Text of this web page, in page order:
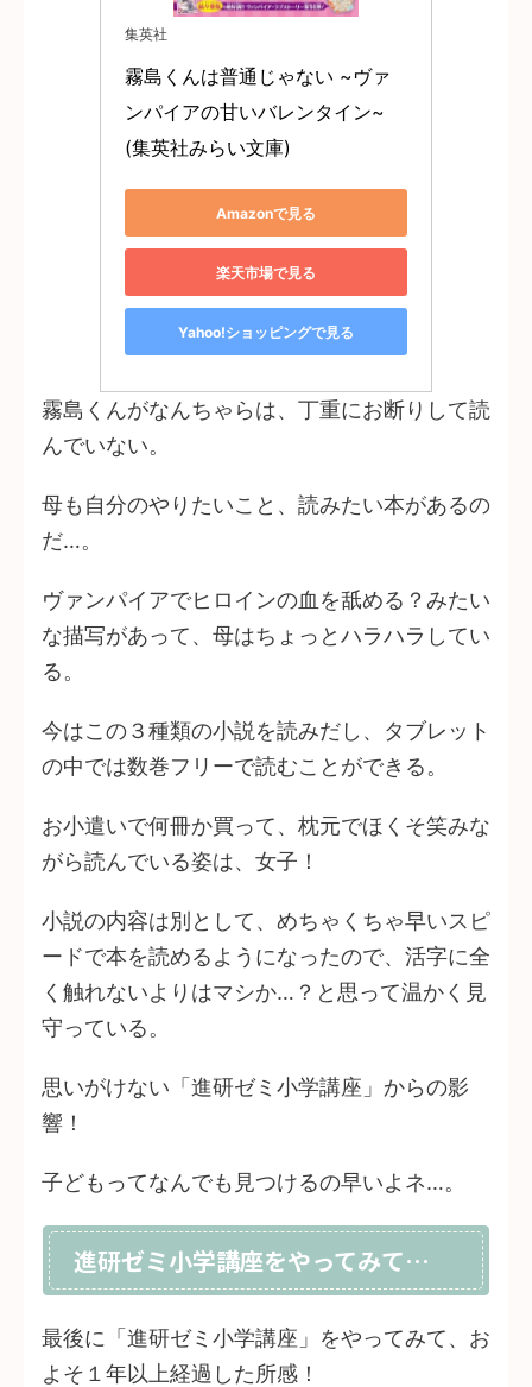
集英社
霧島くんは普通じゃない ~ヴァ
ンパイアの甘いバレンタイン~
(集英社みらい文庫)
Amazonで見る
楽天市場で見る
Yahoo!ショッピングで見る
霧島くんがなんちゃらは、丁重にお断りして読
んでいない。
母も自分のやりたいこと、読みたい本があるの
だ…。
ヴァンパイアでヒロインの血を舐める？みたい
な描写があって、母はちょっとハラハラしてい
る。
今はこの３種類の小説を読みだし、タブレット
の中では数巻フリーで読むことができる。
お小遣いで何冊か買って、枕元でほくそ笑みな
がら読んでいる姿は、女子！
小説の内容は別として、めちゃくちゃ早いスピ
ードで本を読めるようになったので、活字に全
く触れないよりはマシか…？と思って温かく見
守っている。
思いがけない「進研ゼミ小学講座」からの影
響！
子どもってなんでも見つけるの早いよネ…。
進研ゼミ小学講座をやってみて…
最後に「進研ゼミ小学講座」をやってみて、お
よそ１年以上経過した所感！